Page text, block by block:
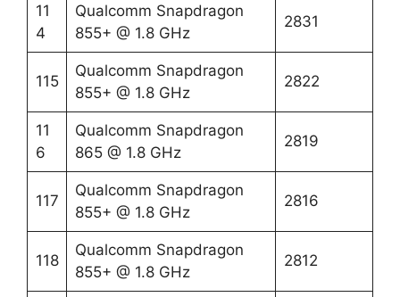
11
4
Qualcomm Snapdragon
855+ @ 1.8 GHz
2831
115
Qualcomm Snapdragon
855+ @ 1.8 GHz
2822
11
6
Qualcomm Snapdragon
865 @ 1.8 GHz
2819
117
Qualcomm Snapdragon
855+ @ 1.8 GHz
2816
118
Qualcomm Snapdragon
855+ @ 1.8 GHz
2812